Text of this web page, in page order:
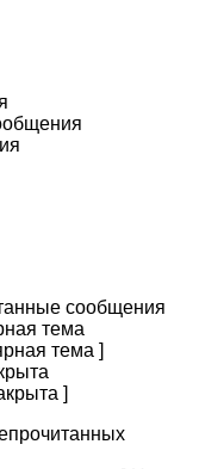
сообщения
тема
тема ]
]